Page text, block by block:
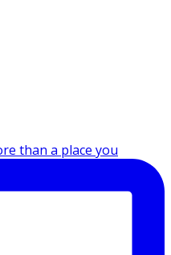
than a place you